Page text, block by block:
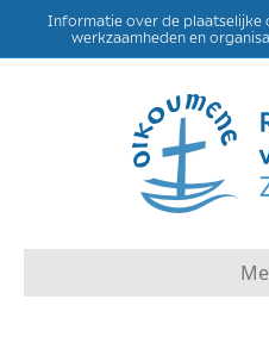
Informatie over de plaatselijke
werkzaamheden en